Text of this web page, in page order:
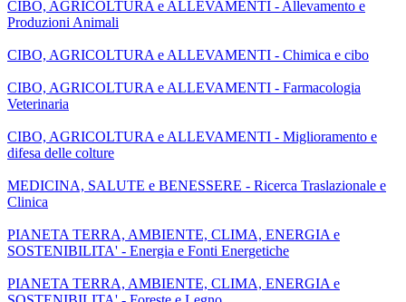
CIBO, AGRICOLTURA e ALLEVAMENTI - Allevamento e
Produzioni Animali
CIBO, AGRICOLTURA e ALLEVAMENTI - Chimica e cibo
CIBO, AGRICOLTURA e ALLEVAMENTI - Farmacologia
Veterinaria
CIBO, AGRICOLTURA e ALLEVAMENTI - Miglioramento e
difesa delle colture
MEDICINA, SALUTE e BENESSERE - Ricerca Traslazionale e
Clinica
PIANETA TERRA, AMBIENTE, CLIMA, ENERGIA e
SOSTENIBILITA' - Energia e Fonti Energetiche
PIANETA TERRA, AMBIENTE, CLIMA, ENERGIA e